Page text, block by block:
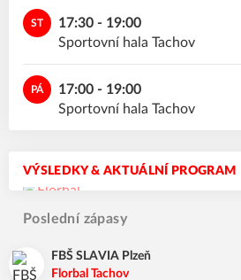
ST
17:30 - 19:00
Sportovní hala Tachov
PÁ
17:00 - 19:00
Sportovní hala Tachov
VÝSLEDKY & AKTUÁLNÍ PROGRAM
Poslední zápasy
FBŠ SLAVIA Plzeň
Florbal Tachov